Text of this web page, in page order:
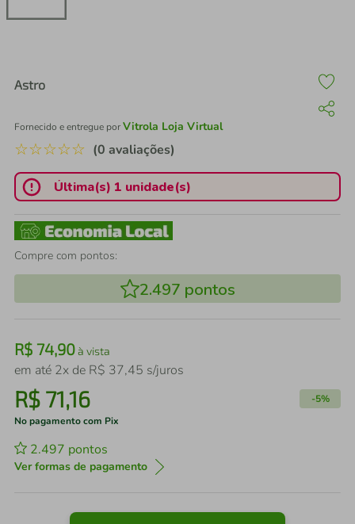
Astro
Fornecido e entregue porVitrola Loja Virtual
☆☆☆☆☆ (0 avaliações)
Última(s) 1 unidade(s)
Compre com pontos:
2.497 pontos
R$ 74,90à vista
em até 2x de R$ 37,45 s/juros
R$ 71,16 -5%
No pagamento com Pix
2.497 pontos
Ver formas de pagamento